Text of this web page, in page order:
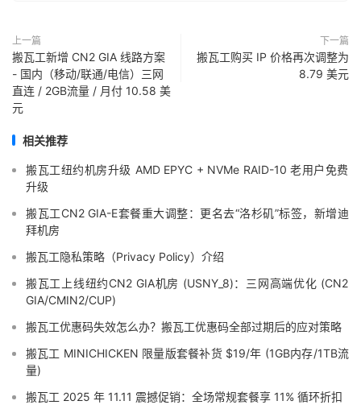
上一篇
搬瓦工新增 CN2 GIA 线路方案
- 国内（移动/联通/电信）三网
直连 / 2GB流量 / 月付 10.58 美
元
下一篇
搬瓦工购买 IP 价格再次调整为
8.79 美元
相关推荐
搬瓦工纽约机房升级 AMD EPYC + NVMe RAID-10 老用户免费
升级
搬瓦工CN2 GIA-E套餐重大调整：更名去“洛杉矶”标签，新增迪
拜机房
搬瓦工隐私策略（Privacy Policy）介绍
搬瓦工上线纽约CN2 GIA机房 (USNY_8)：三网高端优化 (CN2
GIA/CMIN2/CUP)
搬瓦工优惠码失效怎么办？搬瓦工优惠码全部过期后的应对策略
搬瓦工 MINICHICKEN 限量版套餐补货 $19/年 (1GB内存/1TB流
量)
搬瓦工 2025 年 11.11 震撼促销：全场常规套餐享 11% 循环折扣